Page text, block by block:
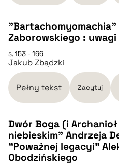
BIBTEX
pobierz cytat
CZYSTY TEKST
pobierz cytat
BIBTEX
pobierz cytat
"Bartachomyomachia"
Zaborowskiego :
s. 153 - 166
Jakub Zbądzki
Pełny tekst Zacytuj
CZYSTY TEKST
Dwór Boga (i
niebieskim" Andrzeja
"Poważnej legacyi"
Obodzińskiego